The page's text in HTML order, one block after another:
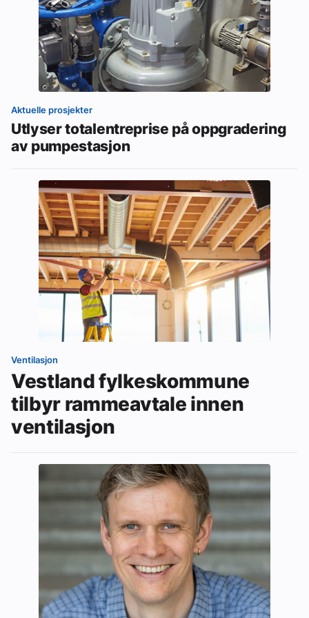
Aktuelle prosjekter
Utlyser totalentreprise på oppgradering
av pumpestasjon
Ventilasjon
Vestland fylkeskommune
tilbyr rammeavtale innen
ventilasjon